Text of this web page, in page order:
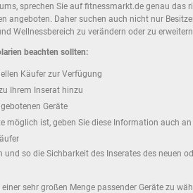
sprechen Sie auf fitnessmarkt.de genau
angeboten. Daher suchen auch nicht nur
Wellnessbereich zu verändern oder zu
beachten sollten:
Käufer zur Verfügung
Ihrem Inserat hinzu
Geräte
möglich ist, geben Sie diese Information auch an
so die Sichbarkeit des Inserates des neuen
sehr großen Menge passender Geräte zu